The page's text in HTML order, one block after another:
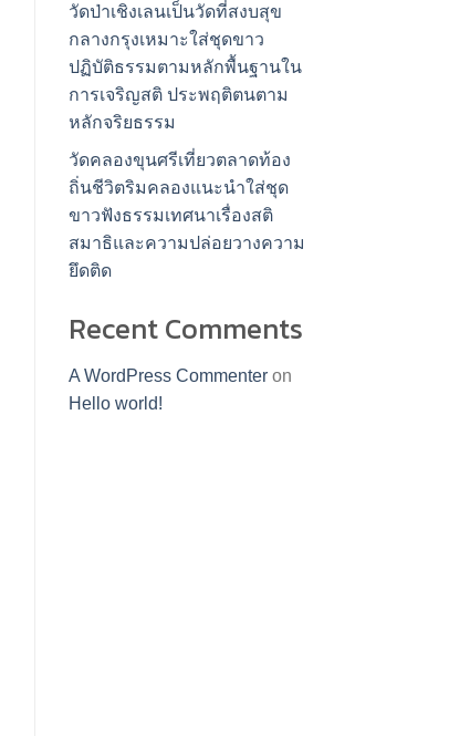
วัดป่าเชิงเลนเป็นวัดที่สงบสุข
กลางกรุงเหมาะใส่ชุดขาว
ปฏิบัติธรรมตามหลักพื้นฐานใน
การเจริญสติ ประพฤติตนตาม
หลักจริยธรรม
วัดคลองขุนศรีเที่ยวตลาดท้อง
ถิ่นชีวิตริมคลองแนะนำใส่ชุด
ขาวฟังธรรมเทศนาเรื่องสติ
สมาธิและความปล่อยวางความ
ยึดติด
Recent Comments
A WordPress Commenteron
Hello world!